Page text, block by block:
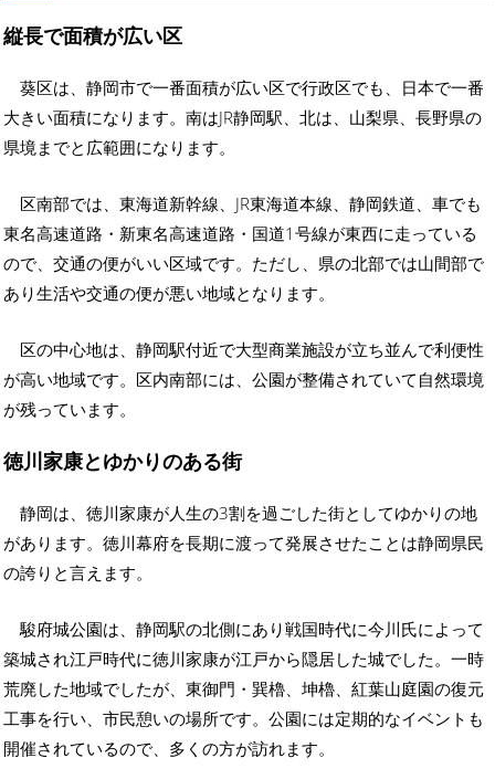
縦長で面積が広い区
葵区は、静岡市で一番面積が広い区で行政区でも、日本で一番
大きい面積になります。南はJR静岡駅、北は、山梨県、長野県の
県境までと広範囲になります。
区南部では、東海道新幹線、JR東海道本線、静岡鉄道、車でも
東名高速道路・新東名高速道路・国道1号線が東西に走っている
ので、交通の便がいい区域です。ただし、県の北部では山間部で
あり生活や交通の便が悪い地域となります。
区の中心地は、静岡駅付近で大型商業施設が立ち並んで利便性
が高い地域です。区内南部には、公園が整備されていて自然環境
が残っています。
徳川家康とゆかりのある街
静岡は、徳川家康が人生の3割を過ごした街としてゆかりの地
があります。徳川幕府を長期に渡って発展させたことは静岡県民
の誇りと言えます。
駿府城公園は、静岡駅の北側にあり戦国時代に今川氏によって
築城され江戸時代に徳川家康が江戸から隠居した城でした。一時
荒廃した地域でしたが、東御門・巽櫓、坤櫓、紅葉山庭園の復元
工事を行い、市民憩いの場所です。公園には定期的なイベントも
開催されているので、多くの方が訪れます。